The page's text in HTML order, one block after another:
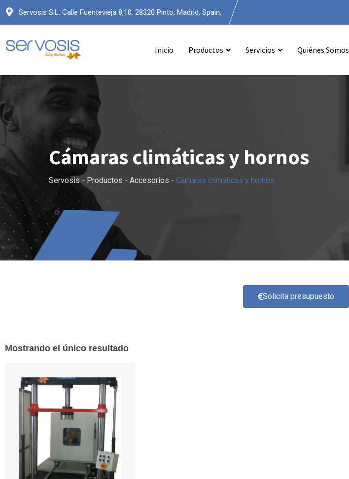
Servosis S.L. Calle Fuentevieja 8,10. 28320 Pinto, Madrid, Spain.
Inicio Productos Servicios Quiénes Somos
Cámaras climáticas y hornos
Servosis- Productos - Accesorios - Cámaras climáticas y hornos
Solicita presupuesto
Mostrando el único resultado